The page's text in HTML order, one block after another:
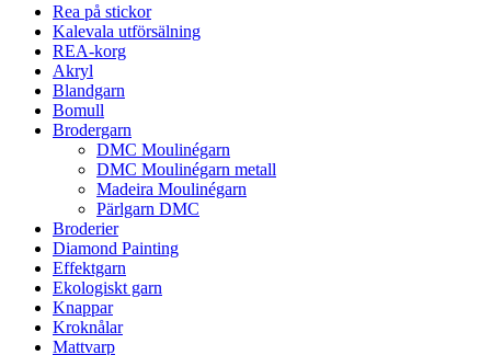
Rea på stickor
Kalevala utförsälning
REA-korg
Akryl
Blandgarn
Bomull
Brodergarn
DMC Moulinégarn
DMC Moulinégarn metall
Madeira Moulinégarn
Pärlgarn DMC
Broderier
Diamond Painting
Effektgarn
Ekologiskt garn
Knappar
Kroknålar
Mattvarp